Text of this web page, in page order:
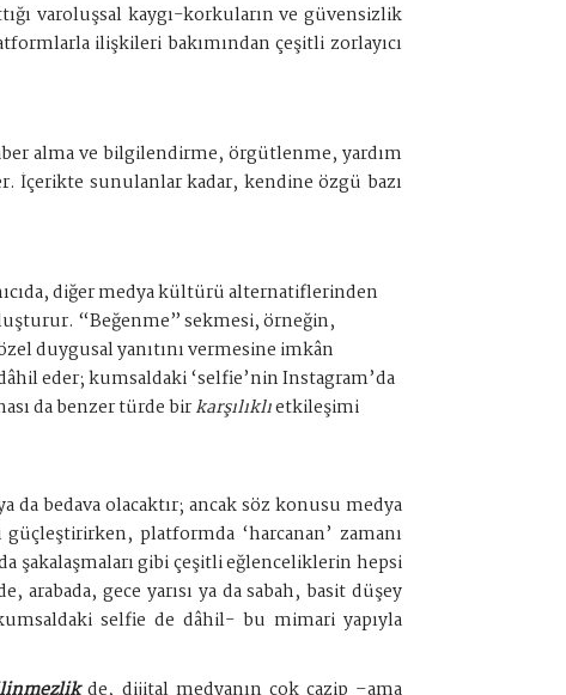
varoluşsal kaygı-korkuların ve güvensizlik
ilişkileri bakımından çeşitli zorlayıcı
alma ve bilgilendirme, örgütlenme, yardım
İçerikte sunulanlar kadar, kendine özgü bazı
diğer medya kültürü alternatiflerinden
“Beğenme” sekmesi, örneğin,
duygusal yanıtını vermesine imkân
eder; kumsaldaki ‘selfie’nin Instagram’da
da benzer türde birkarşılıklıetkileşimi
bedava olacaktır; ancak söz konusu medya
platformda ‘harcanan’ zamanı
şakalaşmaları gibi çeşitli eğlenceliklerin hepsi
arabada, gece yarısı ya da sabah, basit düşey
selfie de dâhil- bu mimari yapıyla